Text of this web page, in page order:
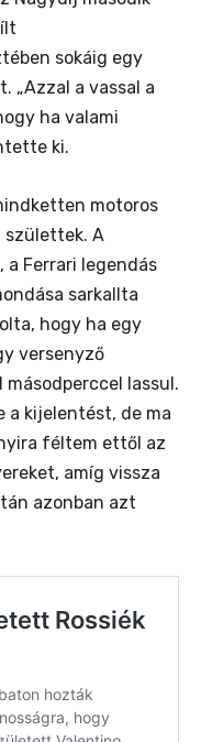
sokáig egy
„Azzal a vassal a
ha valami
ki.
motoros
születtek. A
a Ferrari legendás
sarkallta
hogy ha egy
versenyző
lassul.
a kijelentést, de ma
féltem ettől az
amíg vissza
azonban azt